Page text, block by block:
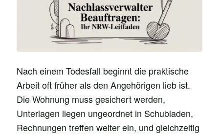
Nach einem Todesfall beginnt die praktische
Arbeit oft früher als den Angehörigen lieb ist.
Die Wohnung muss gesichert werden,
Unterlagen liegen ungeordnet in Schubladen,
Rechnungen treffen weiter ein, und gleichzeitig